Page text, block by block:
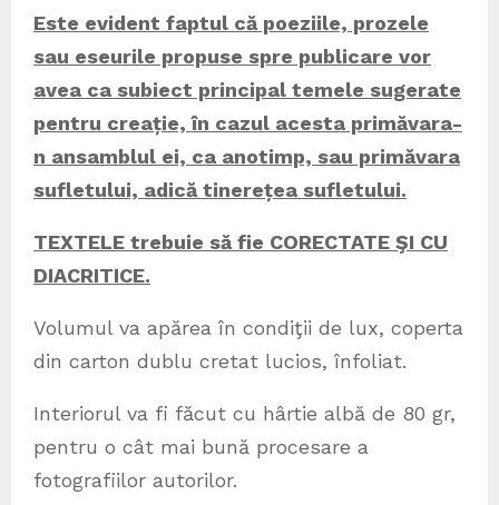
Este evident faptul că poeziile, prozele
sau eseurile propuse spre publicare vor
avea ca subiect principal temele sugerate
pentru creație, în cazul acesta primăvara-
n ansamblul ei, ca anotimp, sau primăvara
sufletului, adică tinerețea sufletului.
TEXTELE trebuie să fie CORECTATE ŞI CU
DIACRITICE.
Volumul va apărea în condiţii de lux, coperta
din carton dublu cretat lucios, înfoliat.
Interiorul va fi făcut cu hârtie albă de 80 gr,
pentru o cât mai bună procesare a
fotografiilor autorilor.